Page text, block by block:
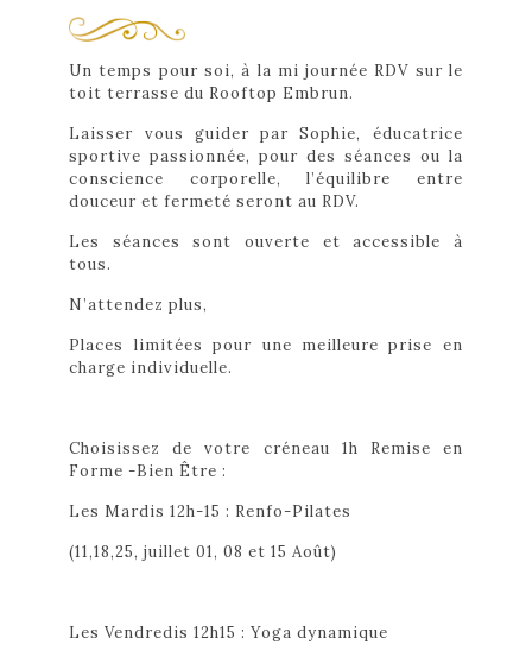
Un temps pour soi, à la mi journée RDV sur le
toit terrasse du Rooftop Embrun.
Laisser vous guider par Sophie, éducatrice
sportive passionnée, pour des séances ou la
conscience corporelle, l’équilibre entre
douceur et fermeté seront au RDV.
Les séances sont ouverte et accessible à
tous.
N’attendez plus,
Places limitées pour une meilleure prise en
charge individuelle.
Choisissez de votre créneau 1h Remise en
Forme -Bien Être :
Les Mardis 12h-15 : Renfo-Pilates
(11,18,25, juillet 01, 08 et 15 Août)
Les Vendredis 12h15 : Yoga dynamique